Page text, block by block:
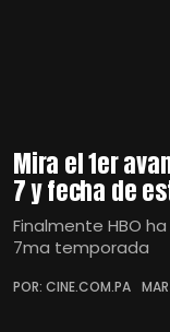
Mira el 1er
7 y fecha de
Finalmente HBO
7ma temporada
POR: CINE.COM.PA